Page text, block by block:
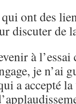
ont des
discuter de
à
je n’ai
a accepté